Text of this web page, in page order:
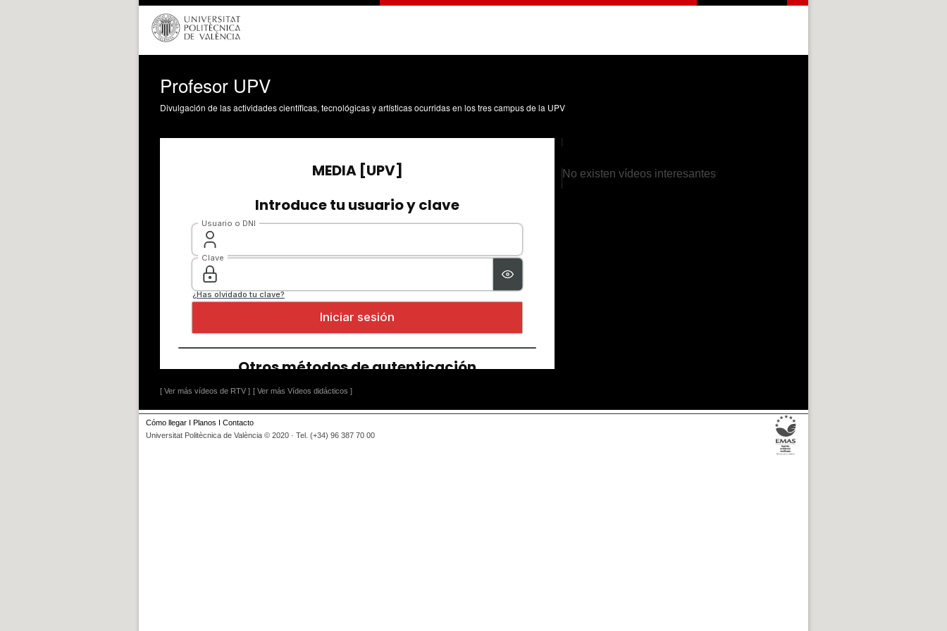
Profesor UPV
Divulgación de las actividades científicas, tecnológicas y artísticas ocurridas en los tres campus de la UPV
[ Ver más vídeos de RTV ] [ Ver más Vídeos didácticos ]
No existen vídeos interesantes
Cómo llegar I Planos I Contacto
Universitat Politècnica de València © 2020 · Tel. (+34) 96 387 70 00